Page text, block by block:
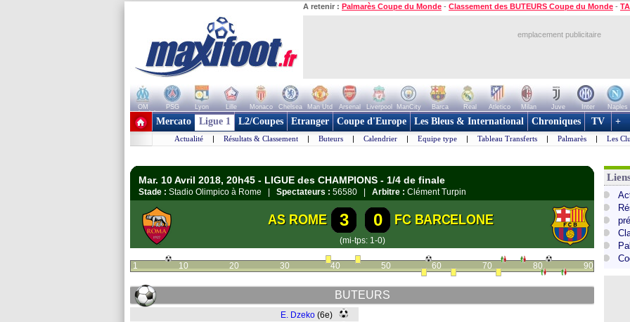
A retenir : Palmarès Coupe du Monde - Classement des BUTEURS Coupe du Monde -
emplacement publicitaire
OM PSG Lyon Lille Monaco Chelsea Man Utd Arsenal Liverpool ManCity Barca Real Atletico Milan Juve Inter Naples
+ de clubs
Mercato Ligue 1 L2/Coupes Etranger Coupe d'Europe Les Bleus & International Chroniques TV +
Actualité | Résultats & Classement | Buteurs | Calendrier | Equipe type | Tableau Transferts | Palmarès | Les
Mar. 10 Avril 2018, 20h45 - LIGUE des CHAMPIONS - 1/4 de finale
Stade : Stadio Olimpico à Rome | Spectateurs : 56580 | Arbitre : Clément Turpin
AS ROME 3 0 FC BARCELONE
(mi-tps: 1-0)
1 10 20 30 40 50 60 70 80 90
BUTEURS
E. Dzeko (6e)